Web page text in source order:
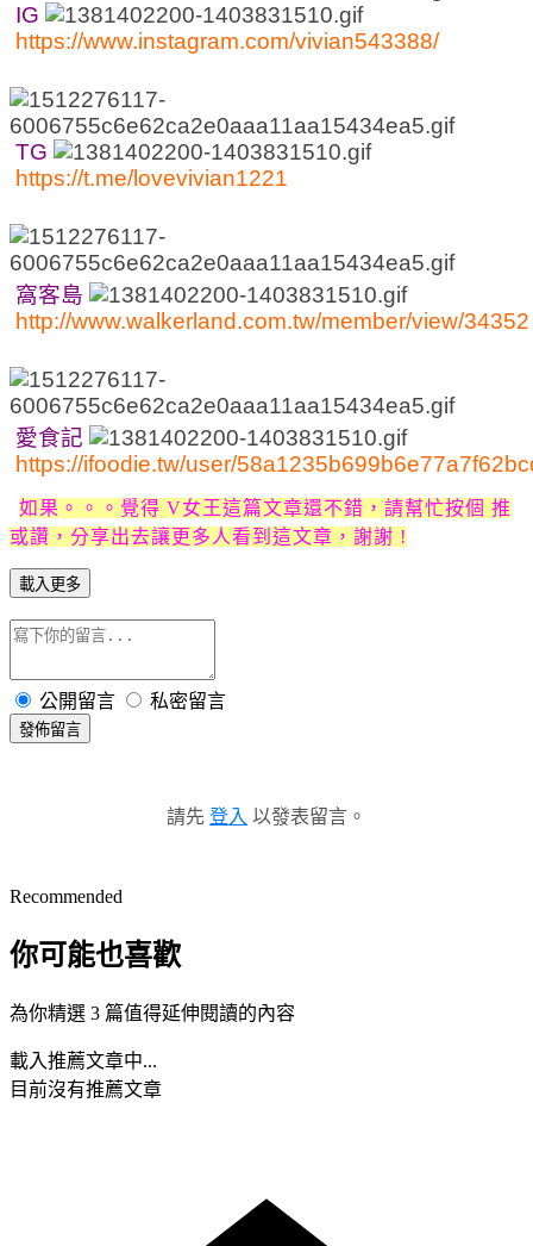
IG
https://www.instagram.com/vivian543388/
TG
https://t.me/lovevivian1221
窩客島
http://www.walkerland.com.tw/member/view/34352
愛食記
https://ifoodie.tw/user/
如果。。。 覺得 V女王這篇文章還不錯，請幫忙按個 推
或讚，分享出去讓更多人看到這文章，謝謝 !
載入更多
公開留言 私密留言
發佈留言
請先 登入 以發表留言。
Recommended
你可能也喜歡
為你精選 3 篇值得延伸閱讀的內容
載入推薦文章中...
目前沒有推薦文章